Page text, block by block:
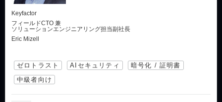
Keyfactor
フィールドCTO 兼
ソリューションエンジニアリング担当副社長
Eric Mizell
ゼロトラスト AIセキュリティ
暗号化 / 証明書
中級者向け